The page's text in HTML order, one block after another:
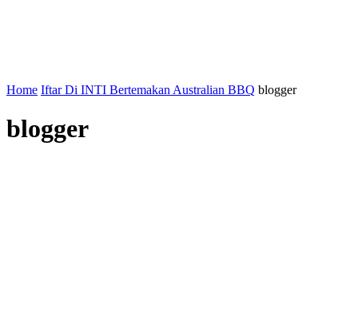
Home Iftar Di INTI Bertemakan Australian BBQ blogger
blogger